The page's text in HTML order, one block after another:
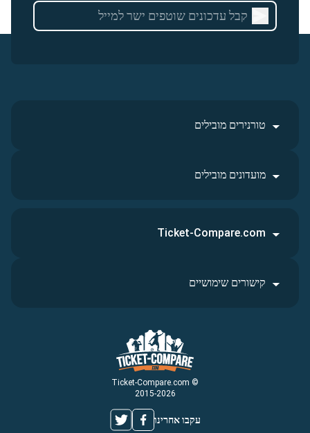
טורנירים מובילים
מועדונים מובילים
© Ticket-Compare.com
2015-2026
עקבו אחרינו
Ticket-Compare.com
קישורים שימושיים